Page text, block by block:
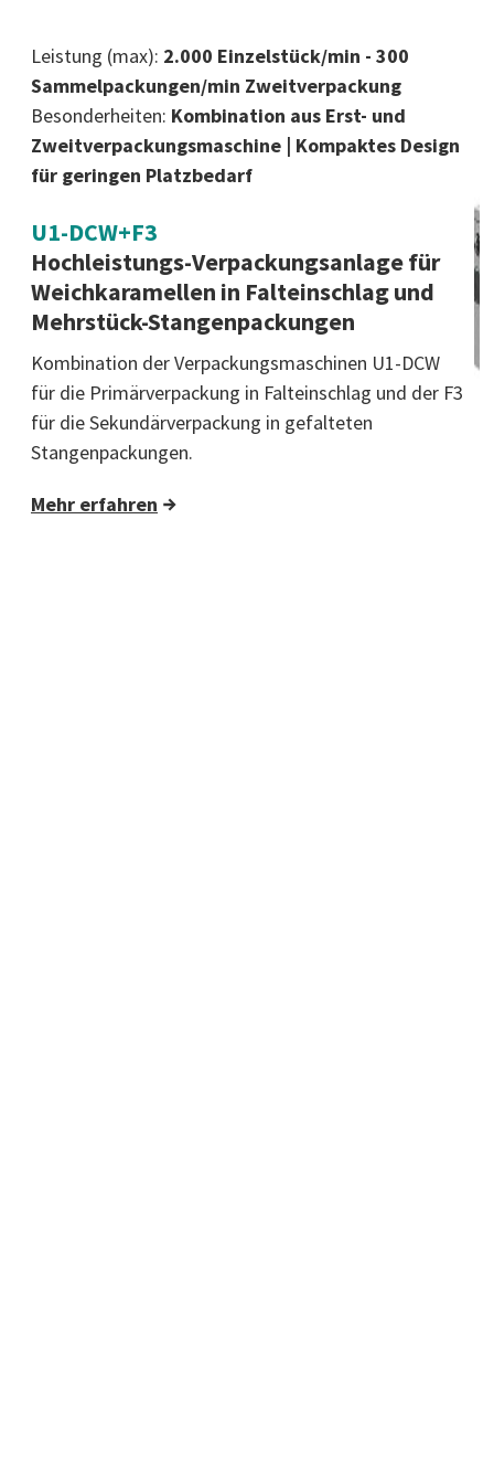
Leistung (max): 2.000 Einzelstück/min - 300
Sammelpackungen/min Zweitverpackung
Besonderheiten: Kombination aus Erst- und
Zweitverpackungsmaschine | Kompaktes Design
für geringen Platzbedarf
U1-DCW+F3
Hochleistungs-Verpackungsanlage für
Weichkaramellen in Falteinschlag und
Mehrstück-Stangenpackungen
Kombination der Verpackungsmaschinen U1-DCW
für die Primärverpackung in Falteinschlag und der F3
für die Sekundärverpackung in gefalteten
Stangenpackungen.
Mehr erfahren